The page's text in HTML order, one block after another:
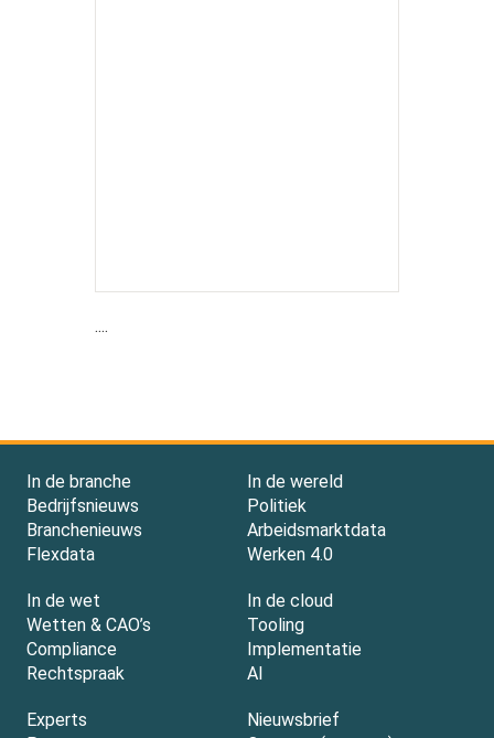
....
In de branche
Bedrijfsnieuws
Branchenieuws
Flexdata
In de wereld
Politiek
Arbeidsmarktdata
Werken 4.0
In de wet
Wetten & CAO’s
Compliance
Rechtspraak
In de cloud
Tooling
Implementatie
AI
Experts
Nieuwsbrief